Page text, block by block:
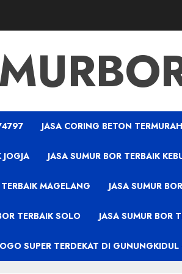
JASA CORING BETON
JOGJA JASA SUMUR BOR TERBAIK
MAGELANG JASA SUMUR
TERBAIK SOLO JASA SUMUR BOR
SUPER TERDEKAT DI